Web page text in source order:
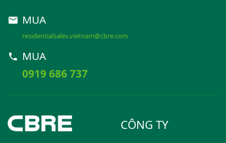
MUA
residentialsales.vietnam@cbre.com
MUA
0919 686 737
CÔNG TY